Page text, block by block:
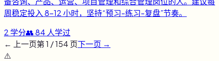
周稳定投入 8-12 小时，坚持“预习-练习-复盘”节奏。
2 学分👥84 人学过
← 上一页第1 /154 页下一页 →
⚠️